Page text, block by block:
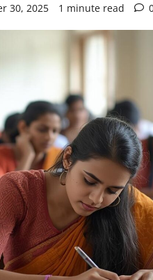
30, 2025 1 minute read